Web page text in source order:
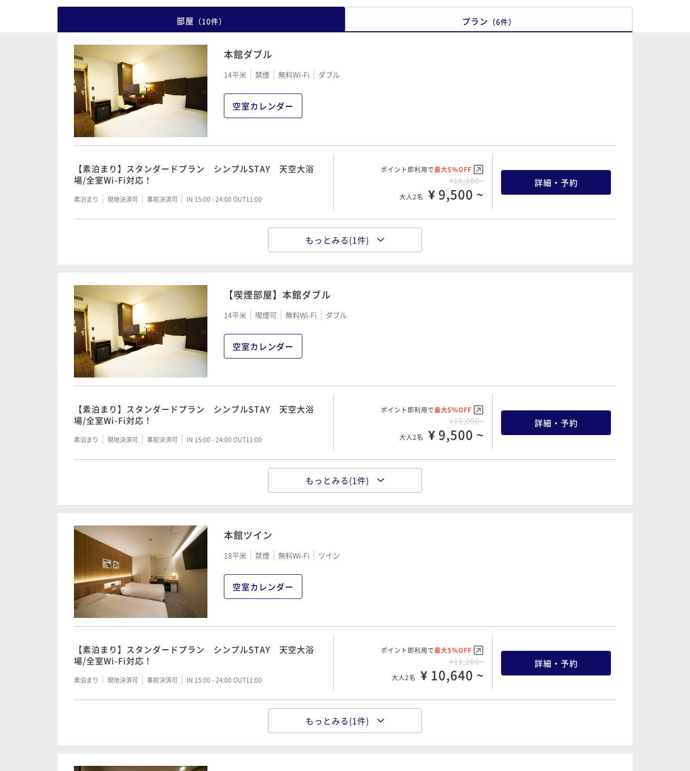
部屋 （10件） プラン （6件）
本館ダブル
14平米 禁煙 無料Wi-Fi ダブル
空室カレンダー
【素泊まり】スタンダードプラン シンプルSTAY 天空大浴
場/全室Wi-Fi対応！
素泊まり 現地決済可 事前決済可 IN 15:00 - 24:00 OUT11:00
ポイント即利用で最大5％OFF
¥10,000~
大人2名 ¥ 9,500 ~
詳細・予約
【朝食付き】スタンダードプラン 人気NO1.種類豊富な福井の
ポイント即利用で
もっとみる(1件)
【喫煙部屋】本館ダブル
14平米 喫煙可 無料Wi-Fi ダブル
空室カレンダー
【素泊まり】スタンダードプラン シンプルSTAY 天空大浴
場/全室Wi-Fi対応！
素泊まり 現地決済可 事前決済可 IN 15:00 - 24:00 OUT11:00
ポイント即利用で最大5％OFF
¥10,000~
大人2名 ¥ 9,500 ~
詳細・予約
【朝食付き】スタンダードプラン 人気NO1.種類豊富な福井の
ポイント即利用で
もっとみる(1件)
本館ツイン
18平米 禁煙 無料Wi-Fi ツイン
空室カレンダー
【素泊まり】スタンダードプラン シンプルSTAY 天空大浴
場/全室Wi-Fi対応！
素泊まり 現地決済可 事前決済可 IN 15:00 - 24:00 OUT11:00
ポイント即利用で最大5％OFF
¥11,200~
大人2名 ¥ 10,640 ~
詳細・予約
【朝食付き】スタンダードプラン 人気NO1.種類豊富な福井の
ポイント即利用で
もっとみる(1件)